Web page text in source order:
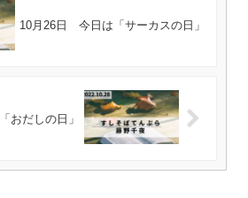
10月26日 今日は「サーカスの日」
おだしの日」